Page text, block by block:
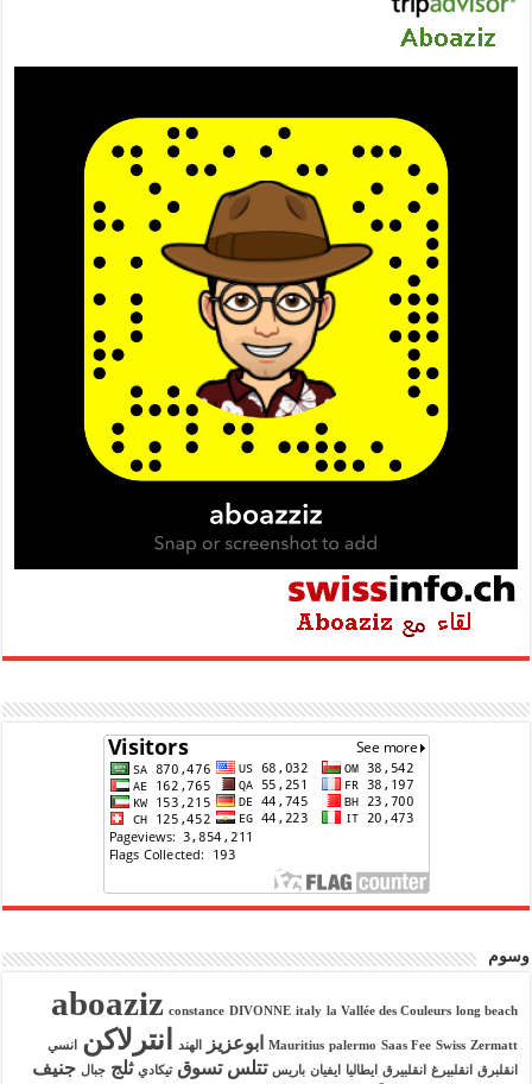
وسوم
aboaziz constance DIVONNE italy la Vallée des Couleurs long beach
Mauritius palermo Saas Fee Swiss Zermatt ابوعزيز الهند انترلاكن
انسي
انقلبرق
انقلبيرغ انقلبيرق ايطاليا ايفيان باريس تتلس تسوق تيكادي ثلج جبال جنيف